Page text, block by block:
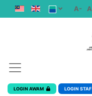
A- A
LOGIN AWAM LOGIN STAF